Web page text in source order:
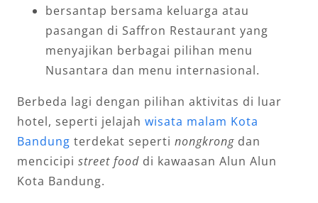
bersantap bersama keluarga atau
pasangan di Saffron Restaurant yang
menyajikan berbagai pilihan menu
Nusantara dan menu internasional.
Berbeda lagi dengan pilihan aktivitas di luar
hotel, seperti jelajah wisata malam Kota
Bandung terdekat seperti nongkrongdan
mencicipi street fooddi kawaasan Alun Alun
Kota Bandung.